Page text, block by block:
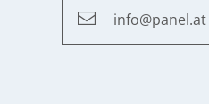
info@panel.at